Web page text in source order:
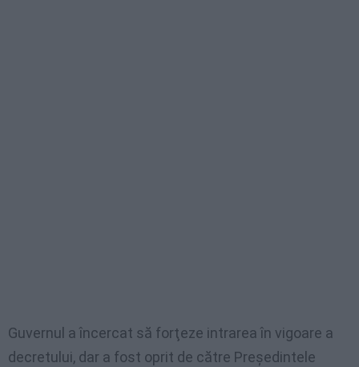
Guvernul a încercat să forţeze intrarea în vigoare a
decretului, dar a fost oprit de către Preşedintele